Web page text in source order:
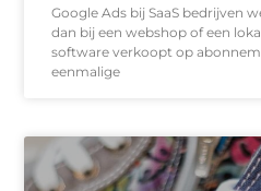
Google Ads bij SaaS bedrijven
dan bij een webshop of een
software verkoopt op
eenmalige